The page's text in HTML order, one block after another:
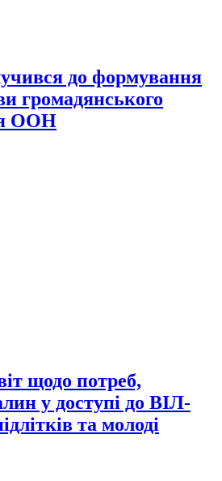
до формування
громадянського
ООН
щодо потреб,
у доступі до ВІЛ-
та молоді